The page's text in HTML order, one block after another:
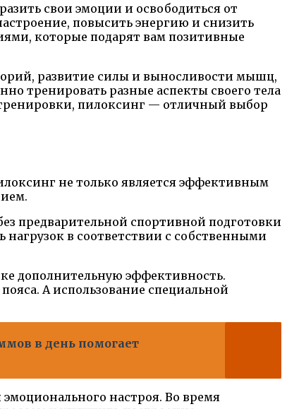
свои эмоции и освободиться от
повысить энергию и снизить
которые подарят вам позитивные
развитие силы и выносливости мышц,
тренировать разные аспекты своего тела
пилоксинг — отличный выбор
не только является эффективным
предварительной спортивной подготовки
в соответствии с собственными
дополнительную эффективность.
А использование специальной
в день помогает
настроя. Во время